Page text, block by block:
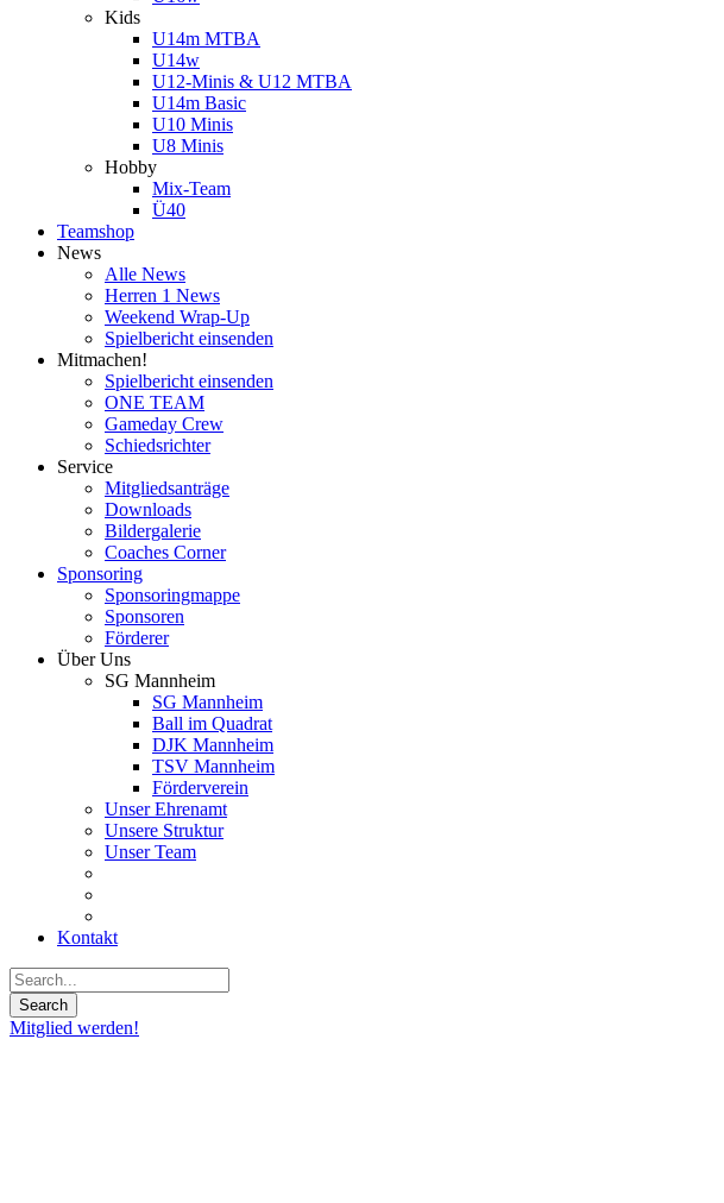
Kids
U14m MTBA
U14w
U12-Minis & U12 MTBA
U14m Basic
U10 Minis
U8 Minis
Hobby
Mix-Team
Ü40
Teamshop
News
Alle News
Herren 1 News
Weekend Wrap-Up
Spielbericht einsenden
Mitmachen!
Spielbericht einsenden
ONE TEAM
Gameday Crew
Schiedsrichter
Service
Mitgliedsanträge
Downloads
Bildergalerie
Coaches Corner
Sponsoring
Sponsoringmappe
Sponsoren
Förderer
Über Uns
SG Mannheim
SG Mannheim
Ball im Quadrat
DJK Mannheim
TSV Mannheim
Förderverein
Unser Ehrenamt
Unsere Struktur
Unser Team
Kontakt
Mitglied werden!